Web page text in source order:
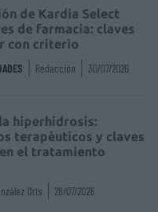
de Kardia Select
de farmacia: claves
con criterio
Redacción 30/07/2026
hiperhidrosis:
terapéuticos y claves
el tratamiento
Orts 28/07/2026